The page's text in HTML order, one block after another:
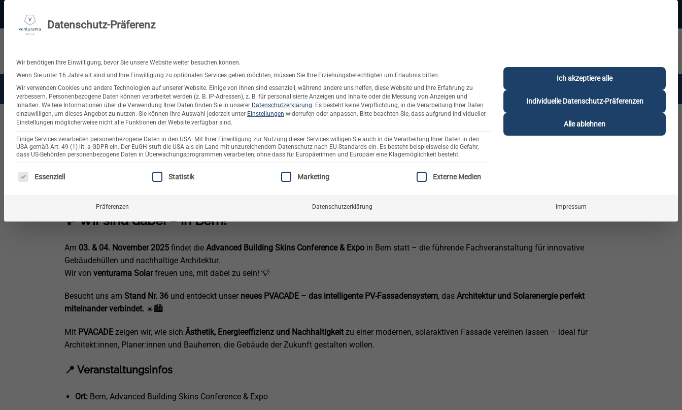
springen
PV-3D-Planungstool
Suchen
Solaranlagen Balkonkraftwerke Solarzaun & Fassade Unterkonstruktion Planung & Beratung
🌞 venturama Solar präsentiert PVACADE PV-Fassadensystem auf der Advanced
Building Skins Conference in Bern
✨Wir sind dabei – in Bern!
Am 03. & 04. November 2025 findet die Advanced Building Skins Conference & Expo in Bern statt – die führende Fachveranstaltung für innovative
Gebäudehüllen und nachhaltige Architektur.
Wir von venturama Solarfreuen uns, mit dabei zu sein! 💡
Besucht uns am Stand Nr. 36 und entdeckt unser neues PVACADE – das intelligente PV-Fassadensystem, das Architektur und Solarenergie perfekt
miteinander verbindet. ☀️🏙️
Mit PVACADE zeigen wir, wie sich Ästhetik, Energieeffizienz und Nachhaltigkeitzu einer modernen, solaraktiven Fassade vereinen lassen – ideal für
Architekt:innen, Planer:innen und Bauherren, die Gebäude der Zukunft gestalten wollen.
📍 Veranstaltungsinfos
Ort:Bern, Advanced Building Skins Conference & Expo
Datenschutz-Präferenz
Wir benötigen Ihre Einwilligung, bevor Sie unsere Website weiter besuchen können.
Wenn Sie unter 16 Jahre alt sind und Ihre Einwilligung zu optionalen Services geben möchten, müssen Sie Ihre Erziehungsberechtigten um Erlaubnis bitten.
Wir verwenden Cookies und andere Technologien auf unserer Website. Einige von ihnen sind essenziell, während andere uns helfen, diese Website und Ihre Erfahrung zu
verbessern. Personenbezogene Daten können verarbeitet werden (z. B. IP-Adressen), z. B. für personalisierte Anzeigen und Inhalte oder die Messung von Anzeigen und
Inhalten. Weitere Informationen über die Verwendung Ihrer Daten finden Sie in unserer Datenschutzerklärung. Es besteht keine Verpflichtung, in die Verarbeitung Ihrer Daten
einzuwilligen, um dieses Angebot zu nutzen. Sie können Ihre Auswahl jederzeit unter Einstellungen widerrufen oder anpassen. Bitte beachten Sie, dass aufgrund individueller
Einstellungen möglicherweise nicht alle Funktionen der Website verfügbar sind.
Einige Services verarbeiten personenbezogene Daten in den USA. Mit Ihrer Einwilligung zur Nutzung dieser Services willigen Sie auch in die Verarbeitung Ihrer Daten in den
USA gemäß Art. 49 (1) lit. a GDPR ein. Der EuGH stuft die USA als ein Land mit unzureichendem Datenschutz nach EU-Standards ein. Es besteht beispielsweise die Gefahr,
dass US-Behörden personenbezogene Daten in Überwachungsprogrammen verarbeiten, ohne dass für Europäerinnen und Europäer eine Klagemöglichkeit besteht.
ES FOLGT EINE LISTE DER SERVICE-GRUPPEN, FÜR DIE EINE EINWILLIGUNG ERTEILT WERDEN KANN. DIE ERSTE SERVICE-GRUPPE IST ESSENZIELL UND KANN NICHT ABGEWÄHLT
Essenziell Statistik Marketing Externe Medien
Ich akzeptiere alle
Individuelle Datenschutz-Präferenzen
Alle ablehnen
Präferenzen Datenschutzerklärung Impressum